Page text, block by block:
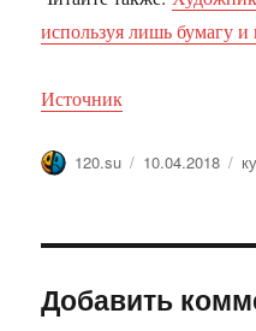
используя лишь бумагу и
Источник
Автор
120.su Опубликовано
10.04.2018
Добавить